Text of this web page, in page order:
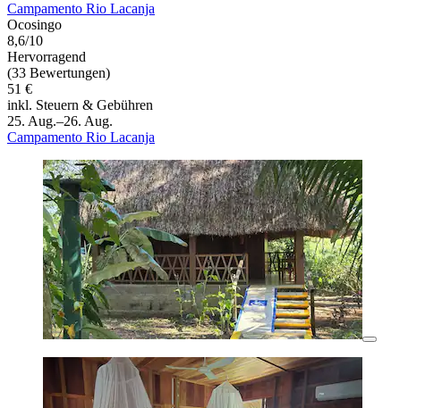
Campamento Rio Lacanja
Ocosingo
8,6/10
Hervorragend
(33 Bewertungen)
51 €
inkl. Steuern & Gebühren
25. Aug.–26. Aug.
Campamento Rio Lacanja